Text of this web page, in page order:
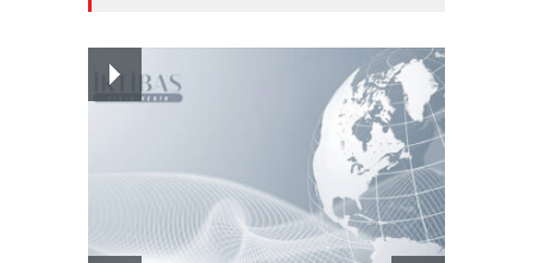
Kolombiya, solcu Petro'nun
yerine aşırı sağcı Espriella'yı
Güncel 8 Ağustos 2026